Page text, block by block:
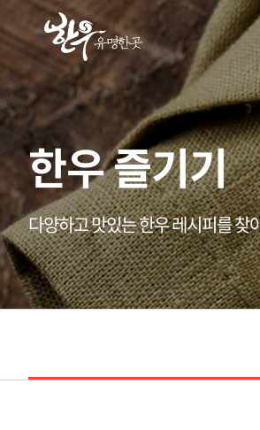
한우 즐기기
다양하고 맛있는 한우 레시피를 찾